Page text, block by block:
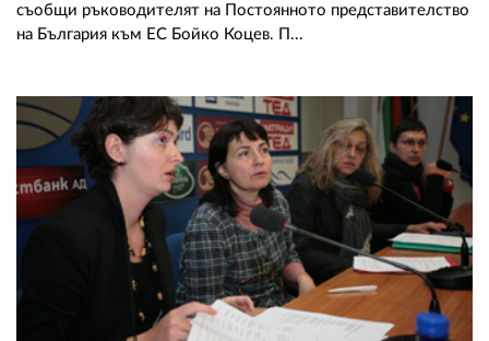
съобщи ръководителят на Постоянното представителство
на България към ЕС Бойко Коцев. П...